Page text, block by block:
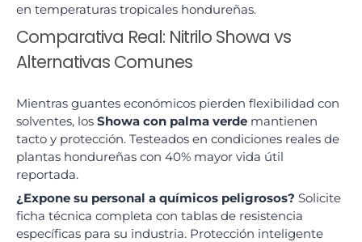
en temperaturas tropicales hondureñas.
Comparativa Real: Nitrilo Showa vs
Alternativas Comunes
Mientras guantes económicos pierden flexibilidad con
solventes, los Showa con palma verde mantienen
tacto y protección. Testeados en condiciones reales de
plantas hondureñas con 40% mayor vida útil
reportada.
¿Expone su personal a químicos peligrosos? Solicite
ficha técnica completa con tablas de resistencia
específicas para su industria. Protección inteligente